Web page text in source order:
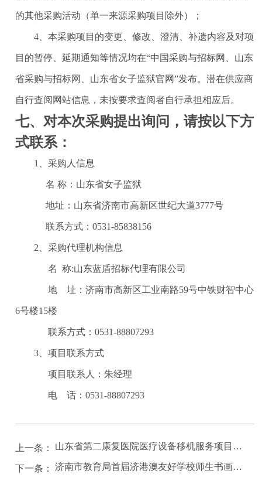
的其他采购活动（单一来源采购项目除外）；
4、本采购项目的变更、修改、澄清、补遗内容及对项
目的暂停、延期通知等情况均在“中国采购与招标网、山东
省采购与招标网、山东省女子监狱官网”发布。潜在供应商
自行查阅网站信息，未按要求查阅者自行承担相应后。
七、对本次采购提出询问，请按以下方
式联系：
1、采购人信息
名 称： 山东省女子监狱
地址：山东省济南市高新区世纪大道3777号
联系方式： 0531-85838156
2、采购代理机构信息
名 称:山东蓝盾招标代理有限公司
地 址：济南市高新区工业南路59号中铁财智中心
6号楼15楼
联系方式：0531-88807293
3、项目联系方式
项目联系人：朱经理
电 话：0531-88807293
上一条： 山东省第二康复医院医疗设备移机服务项目竞争性磋商公告
下一条： 济南市教育局首届济港澳友好学校师生书画作品展布展项目竞争性磋商公告